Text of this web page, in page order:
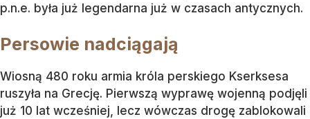
p.n.e. była już legendarna już w czasach antycznych.
Persowie nadciągają
Wiosną 480 roku armia króla perskiego Kserksesa
ruszyła na Grecję. Pierwszą wyprawę wojenną podjęli
już 10 lat wcześniej, lecz wówczas drogę zablokowali